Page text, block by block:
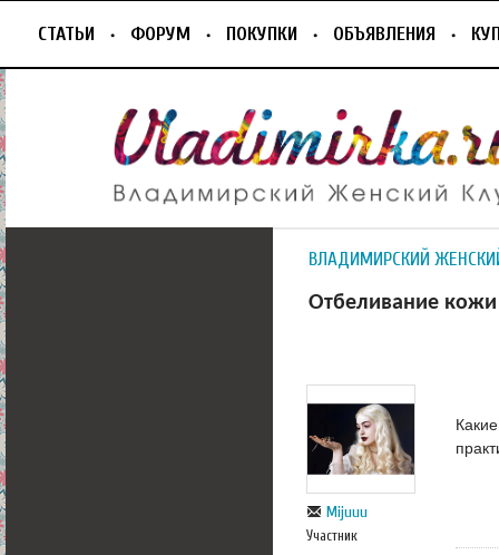
СТАТЬИ ФОРУМ ПОКУПКИ ОБЪЯВЛЕНИЯ
ВЛАДИМИРСКИЙ
Отбеливание кожи
Mijuuu
Участник